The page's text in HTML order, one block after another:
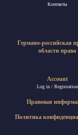
Контакты
Германо-российская
области права
Account
Log in / Registration
Правовая
Политика